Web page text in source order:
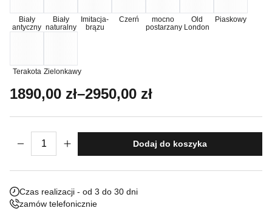
Biały
antyczny
Biały
naturalny
Imitacja-
brązu
Czerń
mocno
postarzany
Old
London
Piaskowy
Terakota Zielonkawy
1890,00 zł–2950,00 zł
Zakres cen: od 1890,00 zł do 2950,00
ilość Posąg Para Lwów
Dodaj do koszyka
Czas realizacji - od 3 do 30 dni
zamów telefonicznie
Nieklasyfikowane pliki cookie, to pliki, które są w procesie
klasyfikowania, wraz z dostawcami poszczególnych ciasteczek.
Zapisz moje preferencje
Akceptuj wszystko